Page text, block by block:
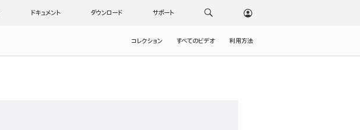
ドキュメント ダウンロード サポート
コレクション すべてのビデオ 利用方法